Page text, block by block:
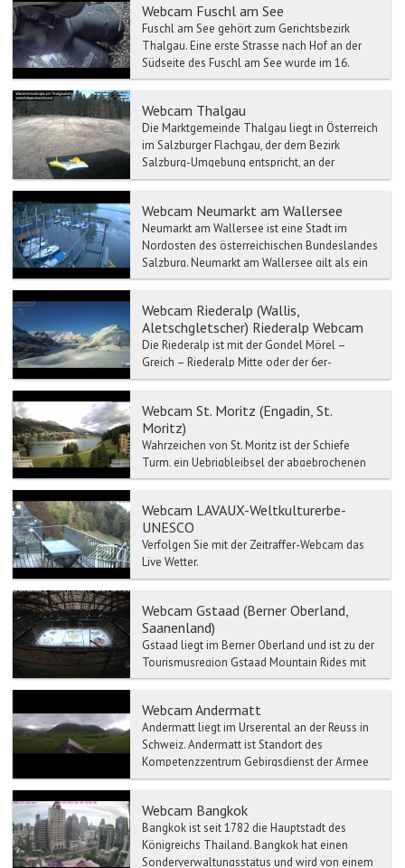
Webcam Fuschl am See
Fuschl am See gehört zum Gerichtsbezirk
Thalgau. Eine erste Strasse nach Hof an der
Südseite des Fuschl am See wurde im 16.
Jahrhundert angelegt. A...
Webcam Thalgau
Die Marktgemeinde Thalgau liegt in Österreich
im Salzburger Flachgau, der dem Bezirk
Salzburg-Umgebung entspricht, an der
Landesgrenze zu Oberöste...
Webcam Neumarkt am Wallersee
Neumarkt am Wallersee ist eine Stadt im
Nordosten des österreichischen Bundeslandes
Salzburg. Neumarkt am Wallersee gilt als ein
Schwerpunkt der Re...
Webcam Riederalp (Wallis,
Aletschgletscher) Riederalp Webcam
Die Riederalp ist mit der Gondel Mörel –
Greich – Riederalp Mitte oder der 6er-
Gondelbahn Mörel – Ried-Mörel – Riederalp
Webcam St. Moritz (Engadin, St.
Moritz)
Wahrzeichen von St. Moritz ist der Schiefe
Turm, ein Uebrigbleibsel der abgebrochenen
Mauritiuskirche aus der Zeit um 1500. Im
Webcam LAVAUX-Weltkulturerbe-
UNESCO
Verfolgen Sie mit der Zeitraffer-Webcam das
Live Wetter.
Webcam Gstaad (Berner Oberland,
Saanenland)
Gstaad liegt im Berner Oberland und ist zu der
Tourismusregion Gstaad Mountain Rides mit
Zweisimmen, Saanen, Schönried etc.
Webcam Andermatt
Andermatt liegt im Urserental an der Reuss in
Schweiz. Andermatt ist Standort des
Kompetenzzentrum Gebirgsdienst der Armee
der Schweizer Armee. Der...
Webcam Bangkok
Bangkok ist seit 1782 die Hauptstadt des
Königreichs Thailand. Bangkok hat einen
Sonderverwaltungsstatus und wird von einem